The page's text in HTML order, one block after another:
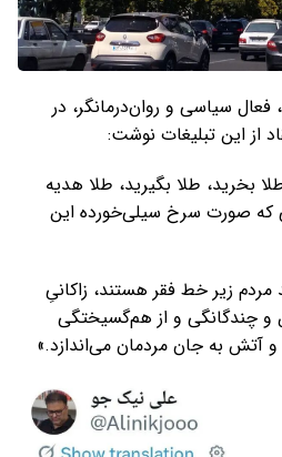
سیاسی و روان‌درمانگر، در
از این تبلیغات نوشت:
بخرید، طلا بگیرید، طلا هدیه
که صورت سرخ سیلی‌خورده این
زیر خط فقر هستند، زاکانیِ
چندگانگی و از هم‌گسیختگی
آتش به جان مردمان می‌اندازد.»